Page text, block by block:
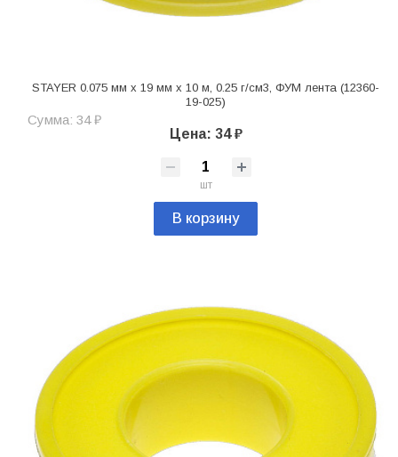
STAYER 0.075 мм х 19 мм х 10 м, 0.25 г/см3, ФУМ лента (12360-
19-025)
Сумма: 34 ₽
Цена: 34 ₽
шт
В корзину